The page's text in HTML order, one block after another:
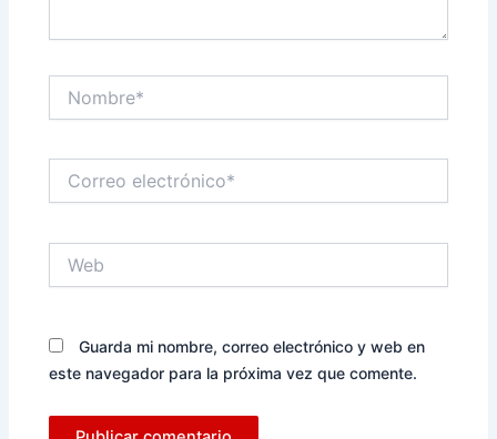
electrónico*
Guarda mi nombre, correo electrónico y web en
este navegador para la próxima vez que comente.